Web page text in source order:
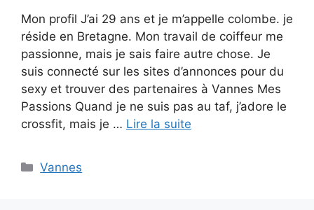
Mon profil J’ai 29 ans et je m’appelle colombe. je
réside en Bretagne. Mon travail de coiffeur me
passionne, mais je sais faire autre chose. Je
suis connecté sur les sites d’annonces pour du
sexy et trouver des partenaires à Vannes Mes
Passions Quand je ne suis pas au taf, j’adore le
crossfit, mais je … Lire la suite
Catégories
Vannes